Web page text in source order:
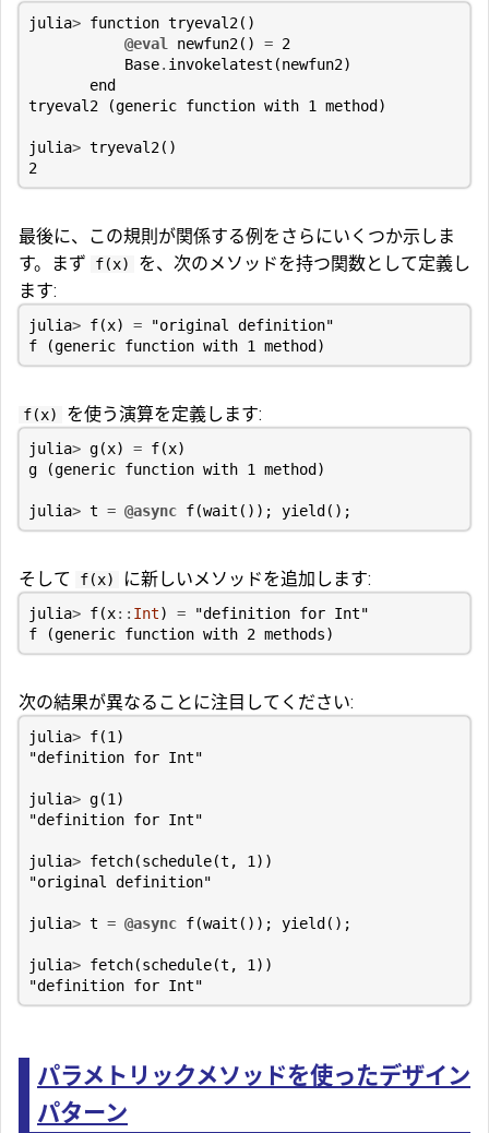
julia> function tryeval2()
@eval
newfun2() = 2
Base. invokelatest (newfun2)
end
tryeval2
(generic function with 1 method)
julia> tryeval2()
2
最後に、この規則が関係する例をさらにいくつか示しま
す。まず
f(x)
を、次のメソッドを持つ関数として定義し
ます:
julia> f(x) =
"original definition"
f
(generic function with 1 method)
f(x) を使う演算を定義します:
julia> g(x) = f(x)
g
(generic function with 1 method)
julia> t = @async f(wait ()); yield();
そして f(x) に新しいメソッドを追加します:
julia> f(x:: Int) =
"definition for Int"
f
(generic function with 2 methods)
次の結果が異なることに注目してください:
julia> f(1 )
"definition for Int"
julia> g(1 )
"definition for Int"
julia> fetch(schedule(t , 1 ))
"original definition"
julia> t = @async f(wait ()); yield();
julia> fetch(schedule(t , 1 ))
"definition for Int"
パラメトリックメソッドを使ったデザイン
パターン